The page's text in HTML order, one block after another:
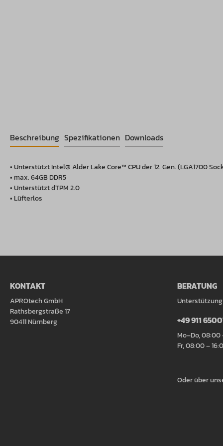
Beschreibung Spezifikationen Downloads
• Unterstützt Intel® Alder Lake Core™ CPU der 12. Gen. (LGA1700
• max. 64GB DDR5
• Unterstützt dTPM 2.0
• Lüfterlos
KONTAKT
APROtech GmbH
Rathsbergstraße 17
90411 Nürnberg
BERATUNG
+49 911
Mo–Do, 08:00
Fr, 08:00 –
Oder über